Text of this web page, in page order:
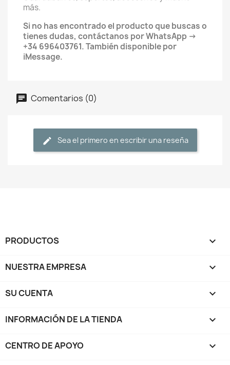
más.
Si no has encontrado el producto que buscas o
tienes dudas, contáctanos por WhatsApp ->
+34 696403761. También disponible por
iMessage.
Comentarios (0)
Sea el primero en escribir una reseña
PRODUCTOS 
NUESTRA EMPRESA 
SU CUENTA 
INFORMACIÓN DE LA TIENDA keyboard_arrow_down
CENTRO DE APOYO 